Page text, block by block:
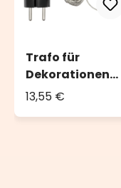
Trafo für
Dekorationen
mit 3 x AAA
13,55 €